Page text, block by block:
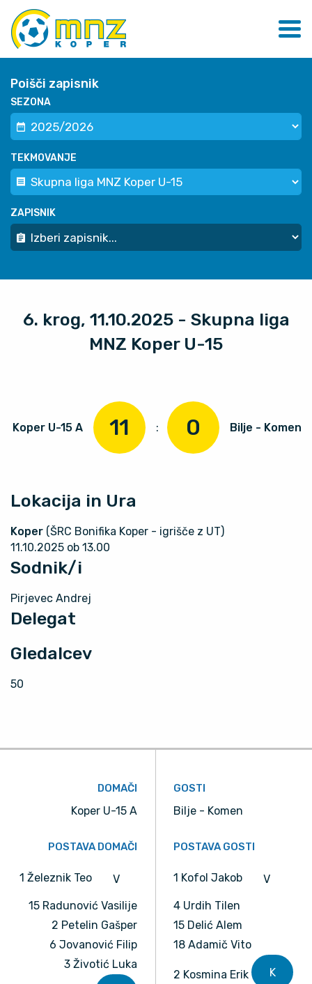
Poišči zapisnik
SEZONA
TEKMOVANJE
ZAPISNIK
6. krog, 11.10.2025 - Skupna liga
MNZ Koper U-15
Koper U-15 A 11 : 0 Bilje - Komen
Lokacija in Ura
Koper (ŠRC Bonifika Koper - igrišče z UT)
11.10.2025 ob 13.00
Sodnik/i
Pirjevec Andrej
Delegat
Gledalcev
50
DOMAČI
Koper U-15 A
GOSTI
Bilje - Komen
POSTAVA DOMAČI
1 Železnik Teo V
15 Radunović Vasilije
2 Petelin Gašper
6 Jovanović Filip
3 Životić Luka
POSTAVA GOSTI
1 Kofol Jakob V
4 Urdih Tilen
15 Delić Alem
18 Adamič Vito
2 Kosmina Erik K